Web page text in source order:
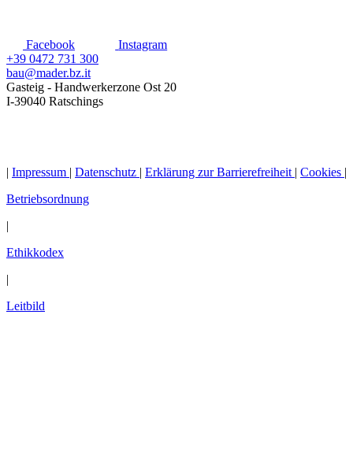
Facebook
Instagram
+39 0472 731 300
bau@mader.bz.it
Gasteig - Handwerkerzone Ost 20
I-39040 Ratschings
| Impressum | Datenschutz | Erklärung zur Barrierefreiheit | Cookies |
Betriebsordnung
|
Ethikkodex
|
Leitbild